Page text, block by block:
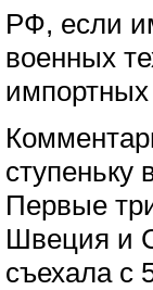
РФ, если
военных
ступеньку
Первые
Швеция и
съехала с